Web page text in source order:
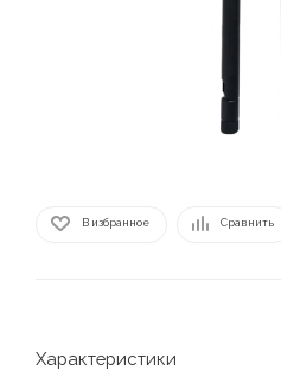
В избранное Сравнить
Характеристики